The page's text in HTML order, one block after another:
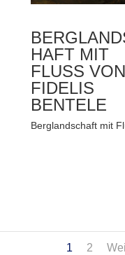
HAFT MIT
FLUSS VON
FIDELIS
BENTELE
Berglandschaft mit
1 2